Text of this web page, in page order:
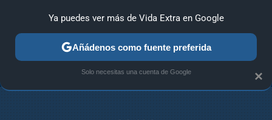
ANÁLISIS GUÍAS Y TRUCOS PC SONY NINTENDO
×
Ya puedes ver más de Vida Extra en Google
Añádenos como fuente preferida
Solo necesitas una cuenta de Google